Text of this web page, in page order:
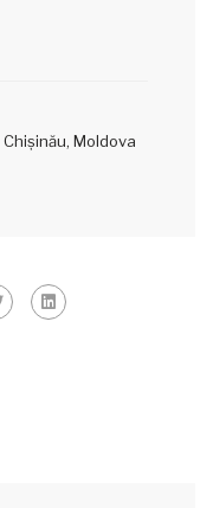
Moldova